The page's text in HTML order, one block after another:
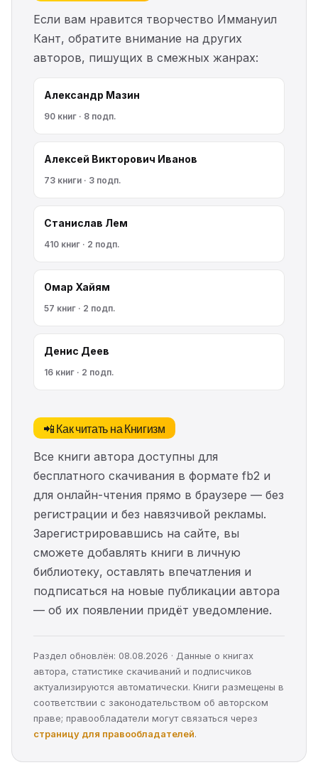
Если вам нравится творчество Иммануил
Кант, обратите внимание на других
авторов, пишущих в смежных жанрах:
Александр Мазин
90 книг · 8 подп.
Алексей Викторович Иванов
73 книги · 3 подп.
Станислав Лем
410 книг · 2 подп.
Омар Хайям
57 книг · 2 подп.
Денис Деев
16 книг · 2 подп.
📲 Как читать на Книгизм
Все книги автора доступны для
бесплатного скачивания в формате fb2 и
для онлайн-чтения прямо в браузере — без
регистрации и без навязчивой рекламы.
Зарегистрировавшись на сайте, вы
сможете добавлять книги в личную
библиотеку, оставлять впечатления и
подписаться на новые публикации автора
— об их появлении придёт уведомление.
Раздел обновлён: 08.08.2026 · Данные о книгах
автора, статистике скачиваний и подписчиков
актуализируются автоматически. Книги размещены в
соответствии с законодательством об авторском
праве; правообладатели могут связаться через
страницу для правообладателей.